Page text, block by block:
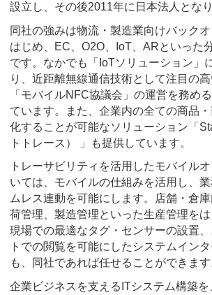
設立し、その後2011年に日本法人となり
同社の強みは物流・製造業向けバック
はじめ、EC、O2O、IoT、ARといった
です。なかでも「IoTソリューション」
り、近距離無線通信技術として注目の高
「モバイルNFC協議会」の運営を務め
ています。また、企業内の全ての商品
化することが可能なソリューション「
トトレース） 」も提供しています。
トレーサビリティを活用したモバイル
いては、モバイルの仕組みを活用し、
ムレス連動を可能にします。店舗・倉
荷管理、製造管理といった生産管理を
現場での最適なタグ・センサーの設置
トでの閲覧を可能にしたシステムイン
も、同社であれば任せることができます
企業ビジネスを支えるITシステム構築を